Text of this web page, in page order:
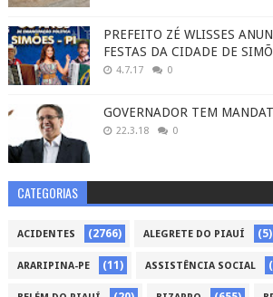
PREFEITO ZÉ WLISSES
FESTAS DA CIDADE DE
4.7.17 0
GOVERNADOR TEM
22.3.18 0
CATEGORIAS
ACIDENTES (2766) ALEGRETE DO PIAUÍ (5)
ARARIPINA-PE (11) ASSISTÊNCIA SOCIAL